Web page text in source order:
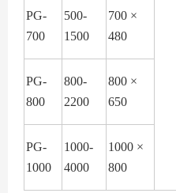
PG-
700
500-
1500
700 ×
480
PG-
800
800-
2200
800 ×
650
PG-
1000
1000-
4000
1000 ×
800